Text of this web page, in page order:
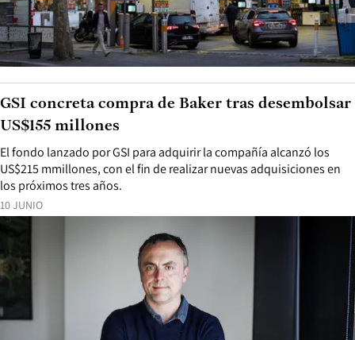
10 JUNIO
El fondo lanzado por GSI para adquirir la compañía alcanzó los
US$215 mmillones, con el fin de realizar nuevas adquisiciones en
los próximos tres años.
GSI concreta compra de Baker tras desembolsar
US$155 millones